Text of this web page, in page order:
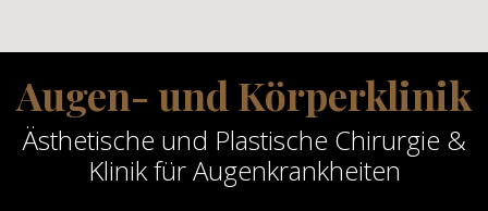
Augen- und Körperklinik
Ästhetische und Plastische Chirurgie &
Klinik für Augenkrankheiten